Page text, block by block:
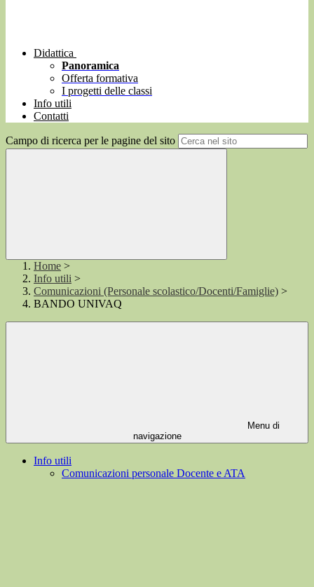
Didattica
Panoramica
Offerta formativa
I progetti delle classi
Info utili
Contatti
Campo di ricerca per le pagine del sito
Home >
Info utili >
Comunicazioni (Personale scolastico/Docenti/Famiglie) >
BANDO UNIVAQ
Menu di
navigazione
Info utili
Comunicazioni personale Docente e ATA